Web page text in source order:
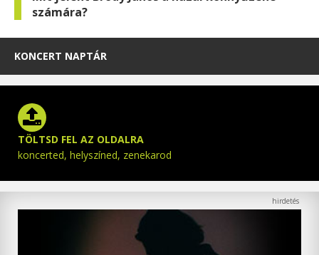
számára?
KONCERT NAPTÁR
TÖLTSD FEL AZ OLDALRA
koncerted, helyszíned, zenekarod